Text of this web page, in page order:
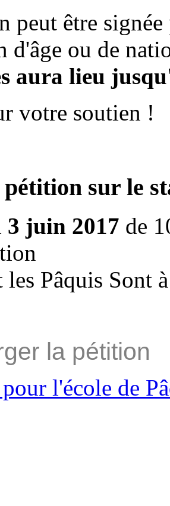
peut être signée
d'âge ou de
aura lieu
votre soutien !
pétition sur le
3 juin 2017 de
les Pâquis Sont
la pétition
l'école de